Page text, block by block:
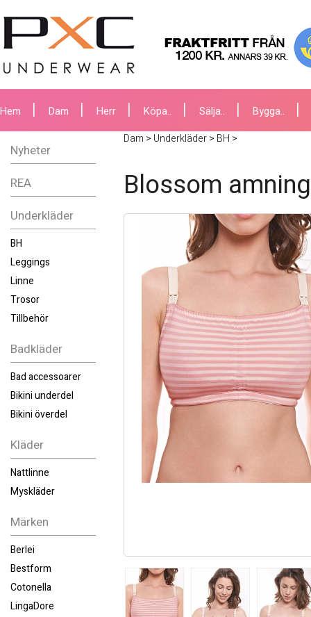
Hem Dam Herr Köpa.. Sälja.. Bygga..
Nyheter
REA
Underkläder
BH
Leggings
Linne
Trosor
Tillbehör
Badkläder
Bad accessoarer
Bikini underdel
Bikini överdel
Kläder
Nattlinne
Myskläder
Märken
Berlei
Bestform
Cotonella
LingaDore
Dam > Underkläder> BH >
Blossom